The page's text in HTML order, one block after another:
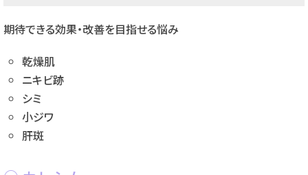
期待できる効果・改善を目指せる悩み
乾燥肌
ニキビ跡
シミ
小ジワ
肝斑